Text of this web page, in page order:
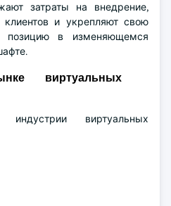
затраты на внедрение,
клиентов и укрепляют свою
позицию в изменяющемся
виртуальных
виртуальных